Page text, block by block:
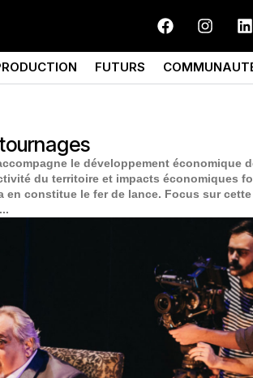
FUTURS
le développement économique
du territoire et impacts économiques
en constitue le fer de lance. Focus sur